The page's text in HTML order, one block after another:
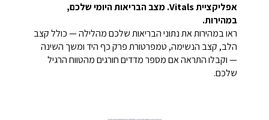
אפליקציית Vitals. מצב הבריאות היומי שלכם,
במהירות.
ראו במהירות את נתוני הבריאות שלכם מהלילה — כולל קצב
הלב, קצב הנשימה, טמפרטורת פרק כף היד ומשך השינה
— וקבלו התראה אם מספר מדדים חורגים מהטווח הרגיל
שלכם.